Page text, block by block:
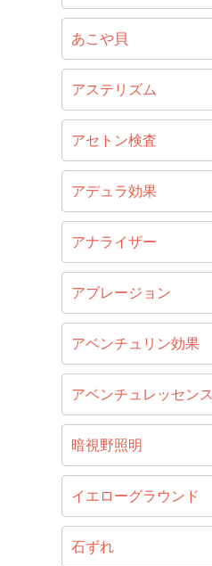
あこや貝
アステリズム
アセトン検査
アデュラ効果
アナライザー
アブレージョン
アベンチュリン効果
アベンチュレッセンス
暗視野照明
イエローグラウンド
石ずれ